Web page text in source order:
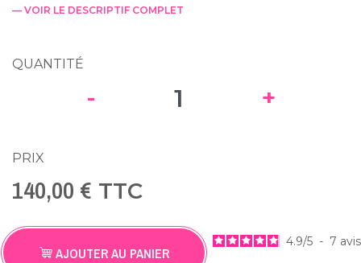
— VOIR LE DESCRIPTIF COMPLET
QUANTITÉ
- +
PRIX
140,00 € TTC
AJOUTER AU PANIER
4.9/5 - 7 avis